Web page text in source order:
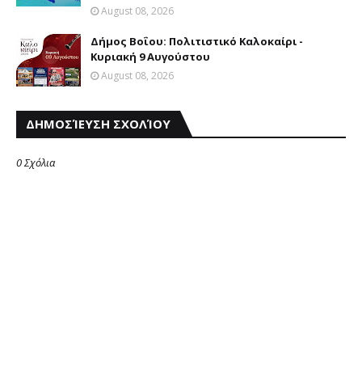
August 08, 2026
Δήμος Βοΐου: Πολιτιστικό Καλοκαίρι -
Κυριακή 9 Αυγούστου
August 08, 2026
ΔΗΜΟΣΊΕΥΣΗ ΣΧΟΛΊΟΥ
0 Σχόλια